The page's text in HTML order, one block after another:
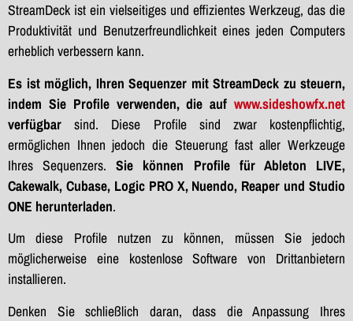
StreamDeck ist ein vielseitiges und effizientes Werkzeug, das die
Produktivität und Benutzerfreundlichkeit eines jeden Computers
erheblich verbessern kann.
Es ist möglich, Ihren Sequenzer mit StreamDeck zu steuern,
indem Sie Profile verwenden, die auf www.sideshowfx.net
verfügbar sind. Diese Profile sind zwar kostenpflichtig,
ermöglichen Ihnen jedoch die Steuerung fast aller Werkzeuge
Ihres Sequenzers.Sie können Profile für Ableton LIVE,
Cakewalk, Cubase, Logic PRO X, Nuendo, Reaper und Studio
ONE herunterladen.
Um diese Profile nutzen zu können, müssen Sie jedoch
möglicherweise eine kostenlose Software von Drittanbietern
installieren.
Denken Sie schließlich daran, dass die Anpassung Ihres